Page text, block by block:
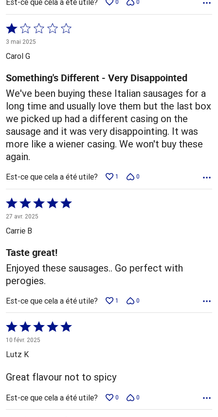
Est-ce que cela a été utile? 0 0
Coté
1 sur
5
3 mai 2025
Carol G
Something's Different - Very Disappointed
We've been buying these Italian sausages for a
long time and usually love them but the last box
we picked up had a different casing on the
sausage and it was very disappointing. It was
more like a wiener casing. We won't buy these
again.
Est-ce que cela a été utile? 1 0
Coté
5 sur
5
27 avr. 2025
Carrie B
Taste great!
Enjoyed these sausages.. Go perfect with
perogies.
Est-ce que cela a été utile? 1 0
Coté
5 sur
5
10 févr. 2025
Lutz K
Great flavour not to spicy
Est-ce que cela a été utile? 0 0